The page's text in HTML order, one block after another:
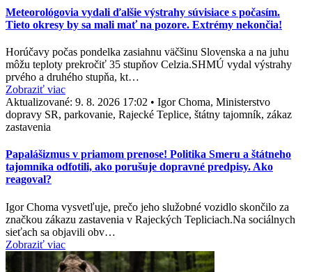
Meteorológovia vydali ďalšie výstrahy súvisiace s počasím.
Tieto okresy by sa mali mať na pozore. Extrémy nekončia!
Horúčavy počas pondelka zasiahnu väčšinu Slovenska a na juhu
môžu teploty prekročiť 35 stupňov Celzia.SHMÚ vydal výstrahy
prvého a druhého stupňa, kt…
Zobraziť viac
Aktualizované: 9. 8. 2026 17:02 • Igor Choma, Ministerstvo
dopravy SR, parkovanie, Rajecké Teplice, štátny tajomník, zákaz
zastavenia
Papalášizmus v priamom prenose! Politika Smeru a štátneho
tajomníka odfotili, ako porušuje dopravné predpisy. Ako
reagoval?
Igor Choma vysvetľuje, prečo jeho služobné vozidlo skončilo za
značkou zákazu zastavenia v Rajeckých Tepliciach.Na sociálnych
sieťach sa objavili obv…
Zobraziť viac